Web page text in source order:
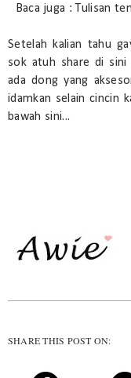
Baca juga : Tulisan
Setelah kalian tahu
sok atuh share di sini
ada dong yang
idamkan selain cincin
bawah sini...
SHARE THIS POST ON: